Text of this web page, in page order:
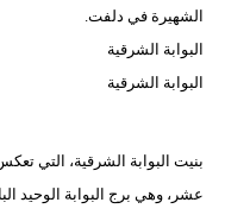
الشهيرة في دلفت.
البوابة الشرقية
البوابة الشرقية
بنيت البوابة الشرقية، التي
عشر، وهي برج البوابة الوحيد